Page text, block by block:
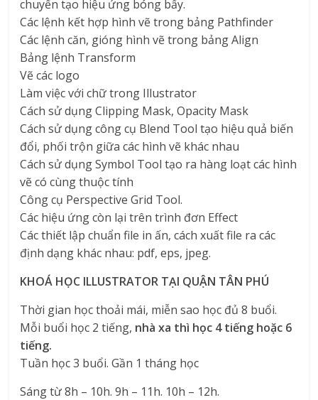
chuyển tạo hiệu ứng bóng bẩy.
Các lệnh kết hợp hình vẽ trong bảng Pathfinder
Các lệnh căn, gióng hình vẽ trong bảng Align
Bảng lệnh Transform
Vẽ các logo
Làm việc với chữ trong Illustrator
Cách sử dụng Clipping Mask, Opacity Mask
Cách sử dụng công cụ Blend Tool tạo hiệu quả biến
đổi, phối trộn giữa các hình vẽ khác nhau
Cách sử dụng Symbol Tool tạo ra hàng loạt các hình
vẽ có cùng thuộc tính
Công cụ Perspective Grid Tool.
Các hiệu ứng còn lại trên trình đơn Effect
Các thiết lập chuẩn file in ấn, cách xuất file ra các
định dạng khác nhau: pdf, eps, jpeg.
KHOÁ HỌC ILLUSTRATOR TẠI QUẬN TÂN PHÚ
Thời gian học thoải mái, miễn sao học đủ 8 buổi.
Mỗi buổi học 2 tiếng, nhà xa thì học 4 tiếng hoặc 6
tiếng.
Tuần học 3 buổi. Gần 1 tháng học
Sáng từ 8h – 10h. 9h – 11h. 10h – 12h.